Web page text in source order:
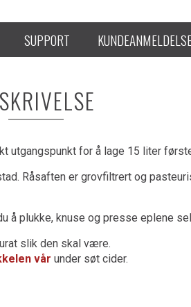
SUPPORT
utgangspunkt for å lage 15 liter
Råsaften er grovfiltrert og
å plukke, knuse og presse eplene
slik den skal være.
vår under søt cider.